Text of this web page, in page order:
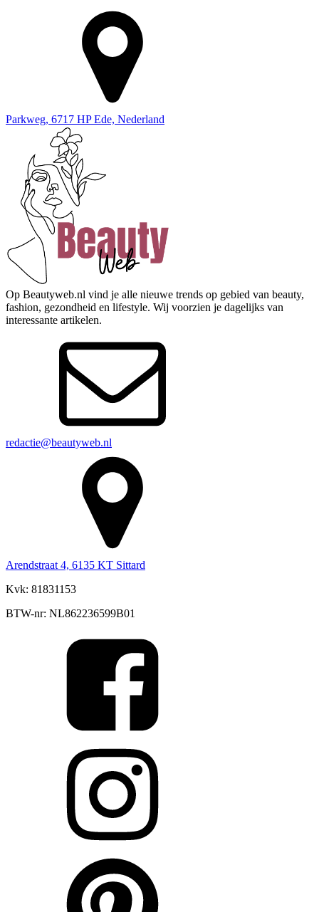
Parkweg, 6717 HP Ede, Nederland
Op Beautyweb.nl vind je alle nieuwe trends op gebied van beauty,
fashion, gezondheid en lifestyle. Wij voorzien je dagelijks van
interessante artikelen.
redactie@beautyweb.nl
Arendstraat 4, 6135 KT Sittard
Kvk: 81831153
BTW-nr: NL862236599B01